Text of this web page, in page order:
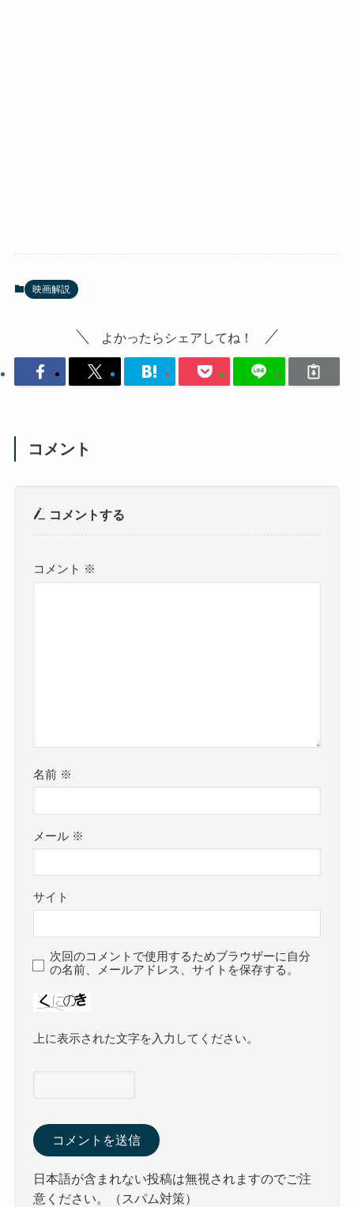
映画解説
よかったらシェアしてね！
コメント
コメントする
コメント ※
名前 ※
メール ※
サイト
次回のコメントで使用するためブラウザーに自分
の名前、メールアドレス、サイトを保存する。
上に表示された文字を入力してください。
日本語が含まれない投稿は無視されますのでご注
意ください。（スパム対策）